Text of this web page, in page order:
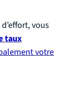
vous
taux
votre